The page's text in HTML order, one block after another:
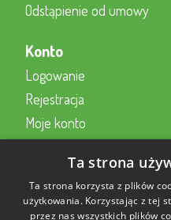
Odstąpienie od umowy
Konto
Logowanie
Rejestracja
Moje konto
Kontakt
Ta strona
Ta strona korzysta z plików
użytkowania. Korzystając z tej
przez nas wszystkich plików